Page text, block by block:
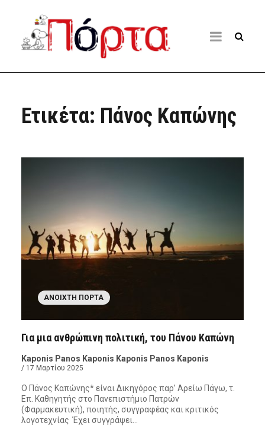
Ετικέτα: Πάνος Καπώνης
ΑΝΟΙΧΤΉ ΠΌΡΤΑ
Για μια ανθρώπινη πολιτική, του Πάνου Καπώνη
Kaponis Panos Kaponis Kaponis Panos Kaponis
/ 17 Μαρτίου 2025
Ο Πάνος Καπώνης* είναι Δικηγόρος παρ’ Αρείω Πάγω, τ.
Επ. Καθηγητής στο Πανεπιστήμιο Πατρών
(Φαρμακευτική), ποιητής, συγγραφέας και κριτικός
λογοτεχνίας Έχει συγγράψει…